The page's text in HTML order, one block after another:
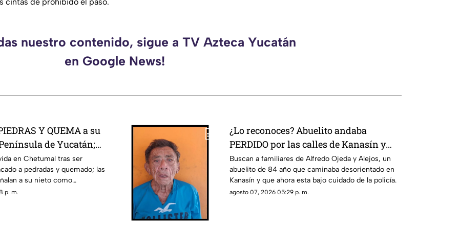
nuestro contenido, sigue a TV Azteca Yucatán
en Google News!
Y QUEMA a su
de Yucatán;
paz
en Chetumal tras ser
a pedradas y quemado; las
a su nieto como
p. m.
¿Lo reconoces? Abuelito andaba
PERDIDO por las calles de Kanasín y
piden ayuda para ENCONTRAR a su
familia
Buscan a familiares de Alfredo Ojeda y Alejos, un
abuelito de 84 año que caminaba desorientado en
Kanasín y que ahora esta bajo cuidado de la policía.
agosto 07, 2026 05:29 p. m.